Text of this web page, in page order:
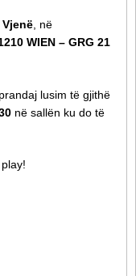
Vjenë , në
WIEN – GRG 21
prandaj lusim të gjithë
në sallën ku do të